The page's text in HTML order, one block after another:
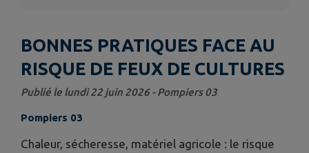
BONNES PRATIQUES FACE AU
RISQUE DE FEUX DE CULTURES
Publié le lundi 22 juin 2026 - Pompiers 03
Pompiers 03
Chaleur, sécheresse, matériel agricole : le risque